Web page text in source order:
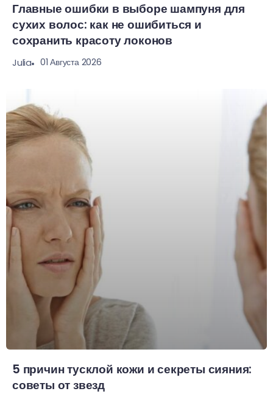
Главные ошибки в выборе шампуня для
сухих волос: как не ошибиться и
сохранить красоту локонов
Julia 01 Августа 2026
5 причин тусклой кожи и секреты сияния:
советы от звезд